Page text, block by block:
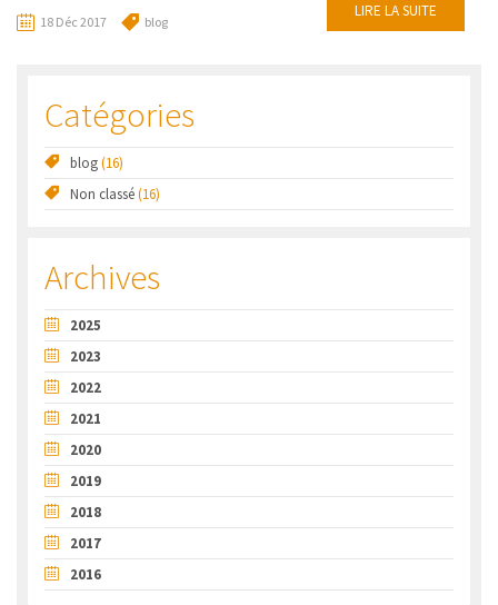
VIE SUR LE CAMPUS
ACTUALITÉS
CONTACT
18 Déc 2017 blog
LIRE LA SUITE
Catégories
blog(16)
Non classé(16)
Archives
2025
2023
2022
2021
2020
2019
2018
2017
2016